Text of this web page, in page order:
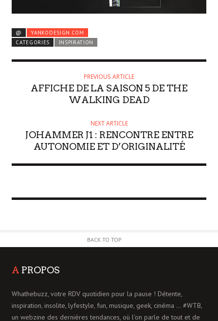
@
YANKODESIGN.COM
CATEGORIES
INSPIRATION
PREVIOUS ARTICLE
AFFICHE DE LA SAISON 5 DE THE
WALKING DEAD
NEXT ARTICLE
JOHAMMER J1 : RENCONTRE ENTRE
AUTONOMIE ET D’ORIGINALITÉ
BACK TO TOP
A PROPOS
Whathebuzz, votre RDV quotidien pour la pause ! Détente,
inspiration, insolite, lyfestyle, fun, musique, geek, cinéma ... #WTB,
un webzine des dernières tendances, où l'on parle de tout et de